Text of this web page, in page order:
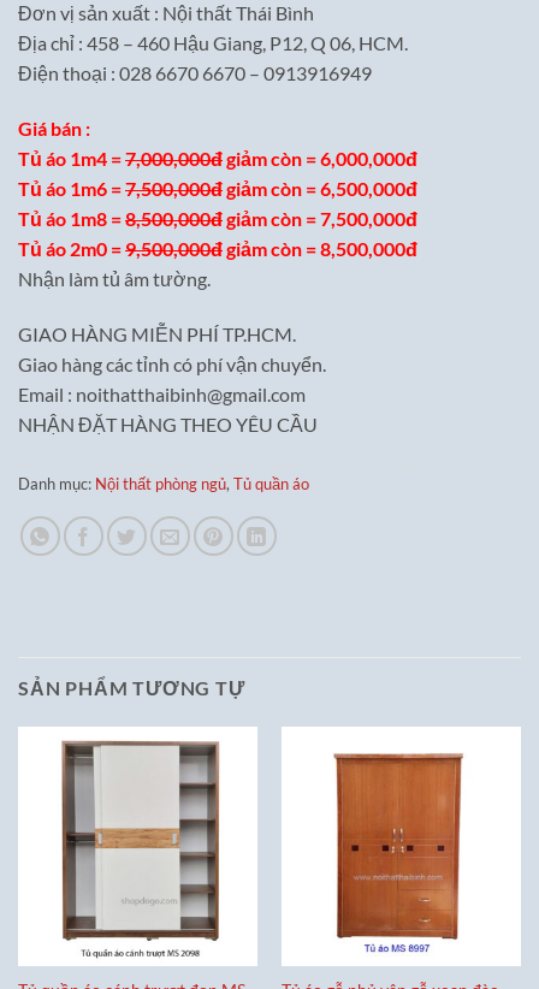
Đơn vị sản xuất : Nội thất Thái Bình
Địa chỉ : 458 – 460 Hậu Giang, P12, Q 06, HCM.
Điện thoại : 028 6670 6670 – 0913916949
Giá bán :
Tủ áo 1m4 =7,000,000đgiảm còn = 6,000,000đ
Tủ áo 1m6 =7,500,000đgiảm còn = 6,500,000đ
Tủ áo 1m8 =8,500,000đgiảm còn = 7,500,000đ
Tủ áo 2m0 =9,500,000đgiảm còn = 8,500,000đ
Nhận làm tủ âm tường.
GIAO HÀNG MIỄN PHÍ TP.HCM.
Giao hàng các tỉnh có phí vận chuyển.
Email : noithatthaibinh@gmail.com
NHẬN ĐẶT HÀNG THEO YÊU CẦU
Danh mục: Nội thất phòng ngủ, Tủ quần áo
SẢN PHẨM TƯƠNG TỰ